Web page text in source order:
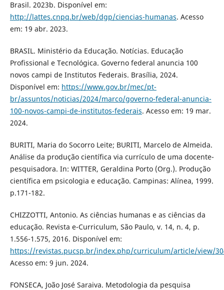
Brasil. 2023b. Disponível em:
http://lattes.cnpq.br/web/dgp/ciencias-humanas. Acesso
em: 19 abr. 2023.
BRASIL. Ministério da Educação. Notícias. Educação
Profissional e Tecnológica. Governo federal anuncia 100
novos campi de Institutos Federais. Brasília, 2024.
Disponível em: https://www.gov.br/mec/pt-
br/assuntos/noticias/2024/marco/governo-federal-anuncia-
100-novos-campi-de-institutos-federais. Acesso em: 19 mar.
2024.
BURITI, Maria do Socorro Leite; BURITI, Marcelo de Almeida.
Análise da produção científica via currículo de uma docente-
pesquisadora. In: WITTER, Geraldina Porto (Org.). Produção
científica em psicologia e educação. Campinas: Alínea, 1999.
p.171-182.
CHIZZOTTI, Antonio. As ciências humanas e as ciências da
educação. Revista e-Curriculum, São Paulo, v. 14, n. 4, p.
1.556-1.575, 2016. Disponível em:
https://revistas.pucsp.br/index.php/curriculum/article/view/
Acesso em: 9 jun. 2024.
FONSECA, João José Saraiva. Metodologia da pesquisa